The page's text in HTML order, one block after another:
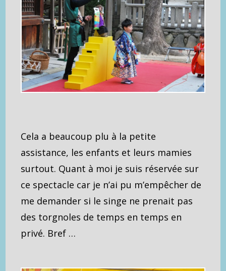
Cela a beaucoup plu à la petite
assistance, les enfants et leurs mamies
surtout. Quant à moi je suis réservée sur
ce spectacle car je n’ai pu m’empêcher de
me demander si le singe ne prenait pas
des torgnoles de temps en temps en
privé. Bref …